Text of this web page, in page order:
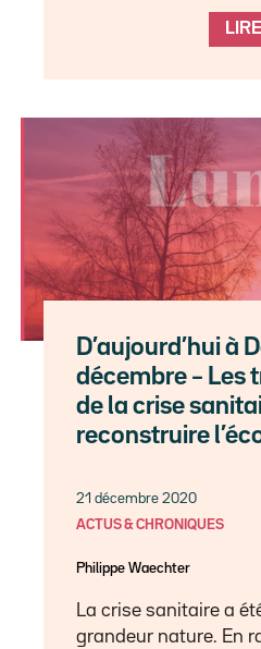
LIRE
D’aujourd’hui à
décembre – Les
de la crise
reconstruire
21 décembre 2020
ACTUS & CHRONIQUES
Philippe Waechter
La crise sanitaire a
grandeur nature. En